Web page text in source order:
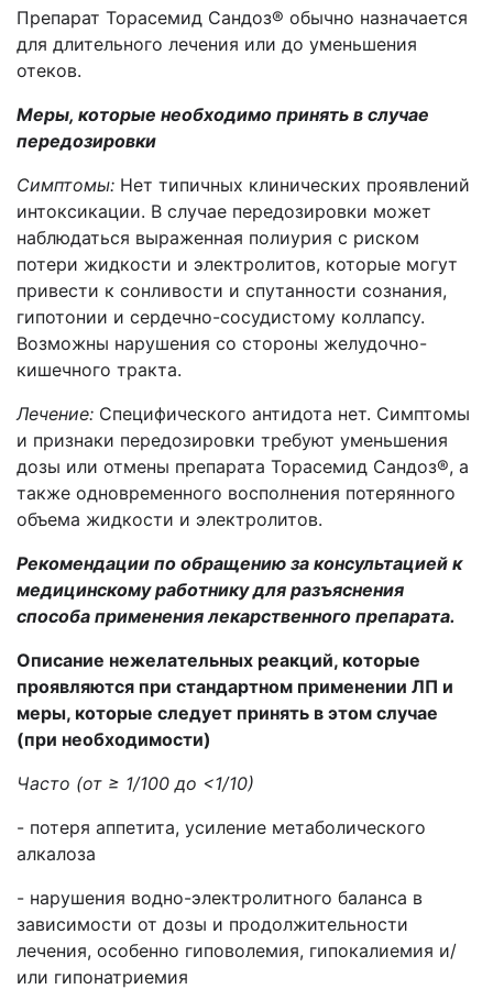
Препарат Торасемид Сандоз® обычно назначается
для длительного лечения или до уменьшения
отеков.
Меры, которые необходимо принять в случае
передозировки
Симптомы: Нет типичных клинических проявлений
интоксикации. В случае передозировки может
наблюдаться выраженная полиурия с риском
потери жидкости и электролитов, которые могут
привести к сонливости и спутанности сознания,
гипотонии и сердечно-сосудистому коллапсу.
Возможны нарушения со стороны желудочно-
кишечного тракта.
Лечение: Специфического антидота нет. Симптомы
и признаки передозировки требуют уменьшения
дозы или отмены препарата Торасемид Сандоз®, а
также одновременного восполнения потерянного
объема жидкости и электролитов.
Рекомендации по обращению за консультацией к
медицинскому работнику для разъяснения
способа применения лекарственного препарата.
Описание нежелательных реакций, которые
проявляются при стандартном применении ЛП и
меры, которые следует принять в этом случае
(при необходимости)
Часто (от ≥ 1/100 до <1/10)
- потеря аппетита, усиление метаболического
алкалоза
- нарушения водно-электролитного баланса в
зависимости от дозы и продолжительности
лечения, особенно гиповолемия, гипокалиемия и/
или гипонатриемия